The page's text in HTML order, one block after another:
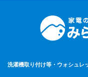
洗濯機取り付け等・ウォシュレ